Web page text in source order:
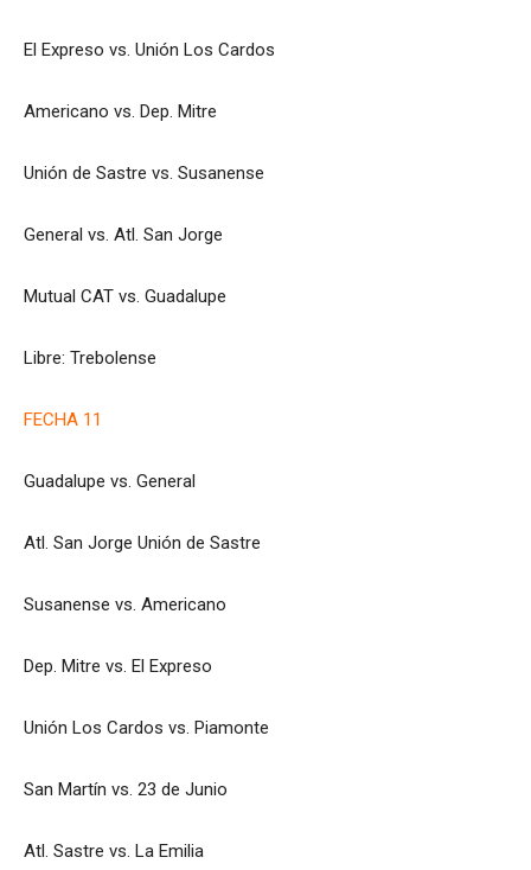
El Expreso vs. Unión Los Cardos
Americano vs. Dep. Mitre
Unión de Sastre vs. Susanense
General vs. Atl. San Jorge
Mutual CAT vs. Guadalupe
Libre: Trebolense
FECHA 11
Guadalupe vs. General
Atl. San Jorge Unión de Sastre
Susanense vs. Americano
Dep. Mitre vs. El Expreso
Unión Los Cardos vs. Piamonte
San Martín vs. 23 de Junio
Atl. Sastre vs. La Emilia